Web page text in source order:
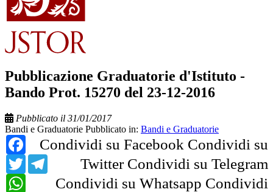
Pubblicazione Graduatorie d'Istituto -
Bando Prot. 15270 del 23-12-2016
Pubblicato il 31/01/2017
Bandi e Graduatorie Pubblicato in: Bandi e Graduatorie
Condividi su Facebook
Facebook
Condividi su
Twitter
Twitter Condividi su Telegram
Telegram
Condividi su Whatsapp
WhatsApp
Condividi